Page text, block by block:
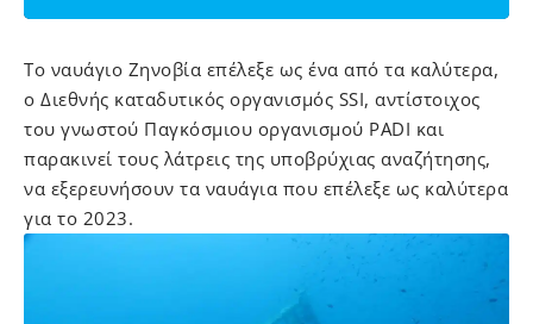
Το ναυάγιο Ζηνοβία επέλεξε ως ένα από τα καλύτερα,
o Διεθνής καταδυτικός οργανισμός SSI, αντίστοιχος
του γνωστού Παγκόσμιου οργανισμού PADI και
παρακινεί τους λάτρεις της υποβρύχιας αναζήτησης,
να εξερευνήσουν τα ναυάγια που επέλεξε ως καλύτερα
για το 2023.